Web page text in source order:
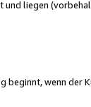
liegen
beginnt, wenn der